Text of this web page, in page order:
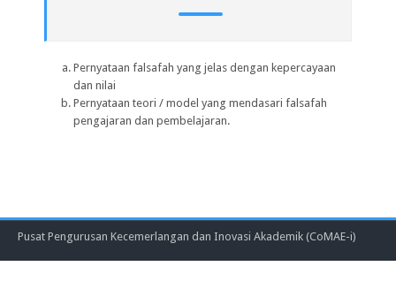
Pernyataan falsafah yang jelas dengan kepercayaan
dan nilai
Pernyataan teori / model yang mendasari falsafah
pengajaran dan pembelajaran.
Pusat Pengurusan Kecemerlangan dan Inovasi Akademik (CoMAE-i)